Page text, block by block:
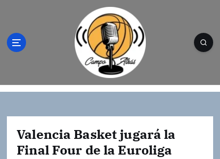
l
Campo Atrás - Tu web de baloncesto donde
mundo de la canasta. Crónicas, noticias,
artículos y fotos del mejor baloncesto
Valencia Basket jugará la
Final Four de la Euroliga